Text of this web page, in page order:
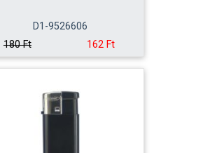
D1-9526606
180 Ft
162 Ft